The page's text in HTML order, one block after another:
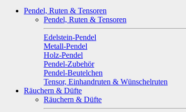
Pendel, Ruten & Tensoren
Pendel, Ruten & Tensoren
Edelstein-Pendel
Metall-Pendel
Holz-Pendel
Pendel-Zubehör
Pendel-Beutelchen
Tensor, Einhandruten & Wünschelruten
Räuchern & Düfte
Räuchern & Düfte